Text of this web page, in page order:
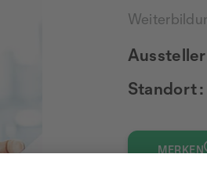
Aussteller
Standort :
MERKEN